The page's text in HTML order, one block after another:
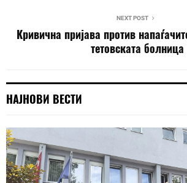
NEXT POST
Kривичнa пријавa против
тетовската болница
НАЈНОВИ ВЕСТИ